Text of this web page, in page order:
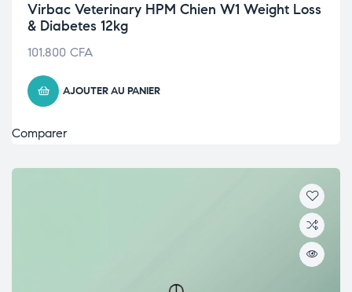
Virbac Veterinary HPM Chien W1 Weight Loss
& Diabetes 12kg
101.800 CFA
AJOUTER AU PANIER
Comparer